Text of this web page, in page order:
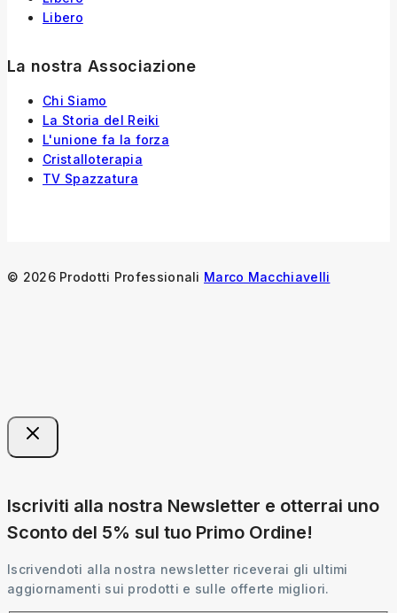
Libero
La nostra Associazione
Chi Siamo
La Storia del Reiki
L'unione fa la forza
Cristalloterapia
TV Spazzatura
© 2026 Prodotti Professionali Marco Macchiavelli
Iscriviti alla nostra Newsletter e otterrai uno
Sconto del 5% sul tuo Primo Ordine!
Iscrivendoti alla nostra newsletter riceverai gli ultimi
aggiornamenti sui prodotti e sulle offerte migliori.